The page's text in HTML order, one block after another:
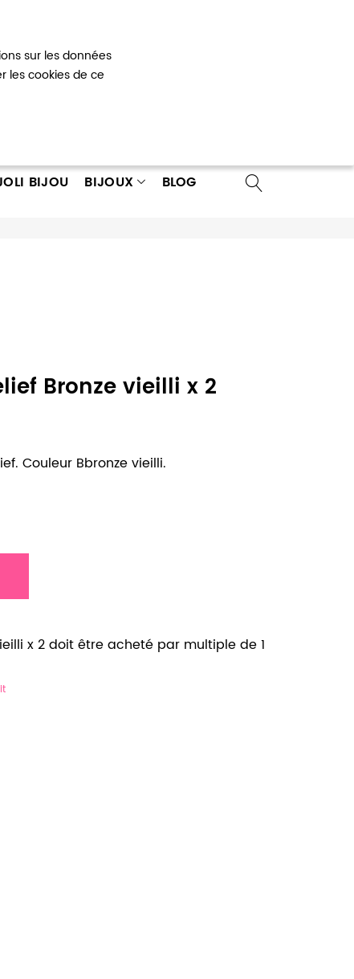
sur les données
les cookies de ce
compte
BIJOU BIJOUX BLOG
Bronze vieilli x 2
Couleur Bbronze vieilli.
x 2 doit être acheté par multiple de 1